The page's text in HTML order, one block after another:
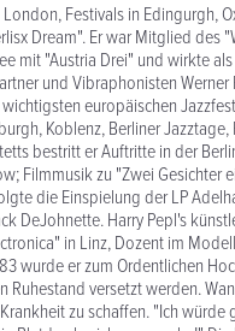
London, Festivals in Edingurgh,
Dream". Er war Mitglied des
mit "Austria Drei" und wirkte
und Vibraphonisten
europäischen
Koblenz, Berliner
bestritt er Auftritte in der
Filmmusik zu "Zwei Gesichter
die Einspielung der LP
DeJohnette. Harry Pepl's
in Linz, Dozent im
wurde er zum Ordentlichen
Ruhestand versetzt werden.
zu schaffen. "Ich